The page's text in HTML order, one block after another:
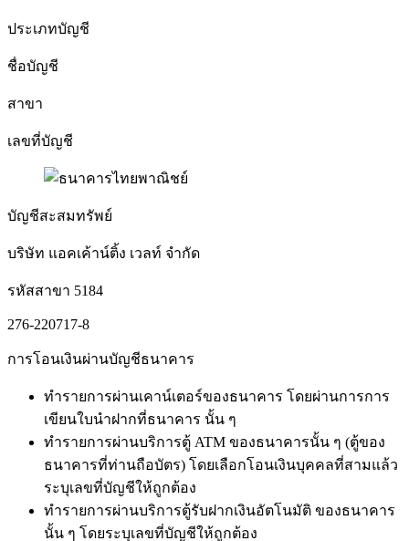
ประเภทบัญชี
ชื่อบัญชี
สาขา
เลขที่บัญชี
บัญชีสะสมทรัพย์
บริษัท แอคเค้าน์ติ้ง เวลท์ จำกัด
รหัสสาขา 5184
276-220717-8
การโอนเงินผ่านบัญชีธนาคาร
ทำรายการผ่านเคาน์เตอร์ของธนาคาร โดยผ่านการการ
เขียนใบนำฝากที่ธนาคาร นั้น ๆ
ทำรายการผ่านบริการตู้ ATM ของธนาคารนั้น ๆ (ตู้ของ
ธนาคารที่ท่านถือบัตร) โดยเลือกโอนเงินบุคคลที่สามแล้ว
ระบุเลขที่บัญชีให้ถูกต้อง
ทำรายการผ่านบริการตู้รับฝากเงินอัตโนมัติ ของธนาคาร
นั้น ๆ โดยระบุเลขที่บัญชีให้ถูกต้อง